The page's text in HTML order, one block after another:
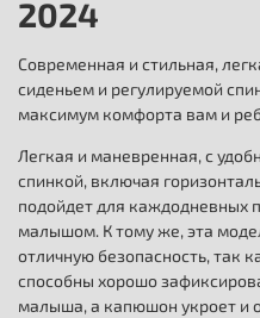
2024
Современная и стильная,
сиденьем и регулируемой
максимум комфорта вам и
Легкая и маневренная, с
спинкой, включая
подойдет для каждодневных
малышом. К тому же, эта
отличную безопасность, так
способны хорошо
малыша, а капюшон укроет и